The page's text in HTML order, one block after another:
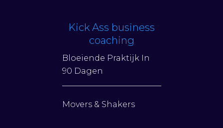
Kick Ass business
coaching
Bloeiende Praktijk In
90 Dagen
Movers & Shakers